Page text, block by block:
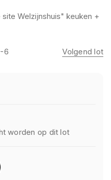
Welzijnshuis" keuken +
6 Volgend lot
worden op dit lot